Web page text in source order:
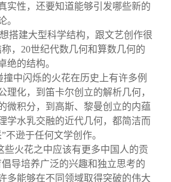
实性，还要知道能够引发哪些新的
。
搭建大型科学结构，跟文艺创作很
，20世纪代数几何和算数几何的
绝的结构。
撞中闪烁的火花在历史上有许多例
理化，到笛卡尔创立的解析几何，
微积分，到高斯、黎曼创立的内蕴
学水乳交融的近代几何，都简洁而
不逊于任何文学创作。
些火花之中应该有更多中国人的贡
导培养广泛的兴趣和独立思考的
多能够在不同领域取得突破的伟大